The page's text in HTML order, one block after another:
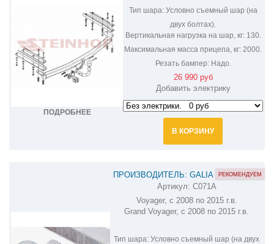
ПОДРОБНЕЕ
Тип шара:Условно съемный шар (на
двух болтах).
Вертикальная нагрузка на шар, кг:130.
Максимальная масса прицепа, кг: 2000.
Резать бампер:Надо.
26 990 руб
Добавить электрику
В КОРЗИНУ
ПРОИЗВОДИТЕЛЬ: GALIA
ОЦИНКОВАННЫЙ ФАРКОП НА
CHRYSLER VOYAGER C071A
Артикул: C071A
Voyager, с 2008 по 2015 г.в.
Grand Voyager, с 2008 по 2015 г.в.
Тип шара: Условно съемный шар (на двух
РЕКОМЕНДУЕМ